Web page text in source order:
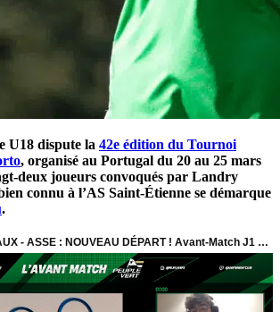
U18 dispute la 42e édition du Tournoi
, organisé au Portugal du 20 au 25 mars
deux joueurs convoqués par Landry
connu à l’AS Saint-Étienne se démarque
.